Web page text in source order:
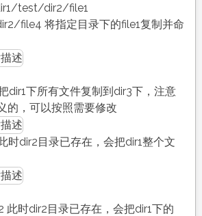
test/dir2/file1
file4 将指定目录下的file1复制并命
dir1下所有文件复制到dir3下，注意
的，可以按照需要修改
时dir2目录已存在，会把dir1整个文
此时dir2目录已存在，会把dir1下的